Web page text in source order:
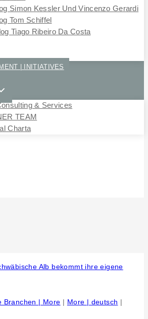
Simon Kessler Und Vincenzo Gerardi
Tom Schiffel
Tiago Ribeiro Da Costa
| INITIATIVES
& Services
TEAM
Charta
Branchen | More | More | deutsch |